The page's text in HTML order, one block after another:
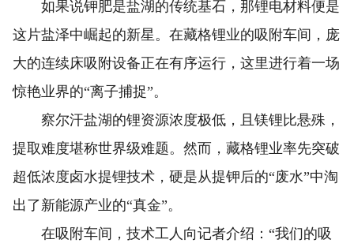
如果说钾肥是盐湖的传统基石，那锂电材料便是
这片盐泽中崛起的新星。在藏格锂业的吸附车间，庞
大的连续床吸附设备正在有序运行，这里进行着一场
惊艳业界的“离子捕捉”。
察尔汗盐湖的锂资源浓度极低，且镁锂比悬殊，
提取难度堪称世界级难题。然而，藏格锂业率先突破
超低浓度卤水提锂技术，硬是从提钾后的“废水”中淘
出了新能源产业的“真金”。
在吸附车间，技术工人向记者介绍：“我们的吸